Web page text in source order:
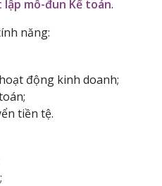
mô-đun Kế toán.
năng:
động kinh doanh;
tiền tệ.